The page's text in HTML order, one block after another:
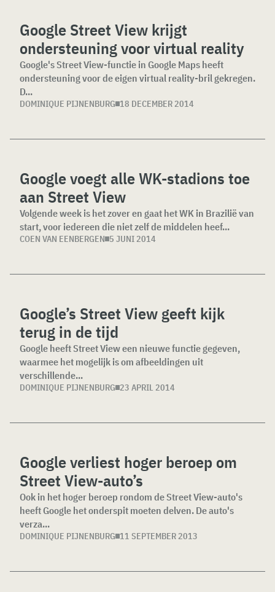
Google Street View krijgt
ondersteuning voor virtual reality
Google's Street View-functie in Google Maps heeft
ondersteuning voor de eigen virtual reality-bril gekregen.
D...
DOMINIQUE PIJNENBURG 18 DECEMBER 2014
Google voegt alle WK-stadions toe
aan Street View
Volgende week is het zover en gaat het WK in Brazilië van
start, voor iedereen die niet zelf de middelen heef...
COEN VAN EENBERGEN 5 JUNI 2014
Google’s Street View geeft kijk
terug in de tijd
Google heeft Street View een nieuwe functie gegeven,
waarmee het mogelijk is om afbeeldingen uit
verschillende...
DOMINIQUE PIJNENBURG 23 APRIL 2014
Google verliest hoger beroep om
Street View-auto’s
Ook in het hoger beroep rondom de Street View-auto's
heeft Google het onderspit moeten delven. De auto's
verza...
DOMINIQUE PIJNENBURG 11 SEPTEMBER 2013